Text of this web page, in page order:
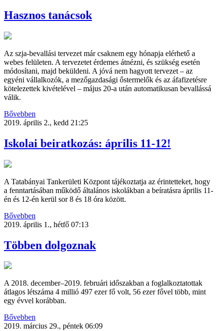
Hasznos tanácsok
Az szja-bevallási tervezet már csaknem egy hónapja elérhető a
webes felületen. A tervezetet érdemes átnézni, és szükség esetén
módosítani, majd beküldeni. A jóvá nem hagyott tervezet – az
egyéni vállalkozók, a mezőgazdasági őstermelők és az áfafizetésre
kötelezettek kivételével – május 20-a után automatikusan bevallássá
válik.
Bővebben
2019. április 2., kedd 21:25
Iskolai beiratkozás: április 11-12!
A Tatabányai Tankerületi Központ tájékoztatja az érintetteket, hogy
a fenntartásában működő általános iskolákban a beíratásra április 11-
én és 12-én kerül sor 8 és 18 óra között.
Bővebben
2019. április 1., hétfő 07:13
Többen dolgoznak
A 2018. december–2019. februári időszakban a foglalkoztatottak
átlagos létszáma 4 millió 497 ezer fő volt, 56 ezer fővel több, mint
egy évvel korábban.
Bővebben
2019. március 29., péntek 06:09